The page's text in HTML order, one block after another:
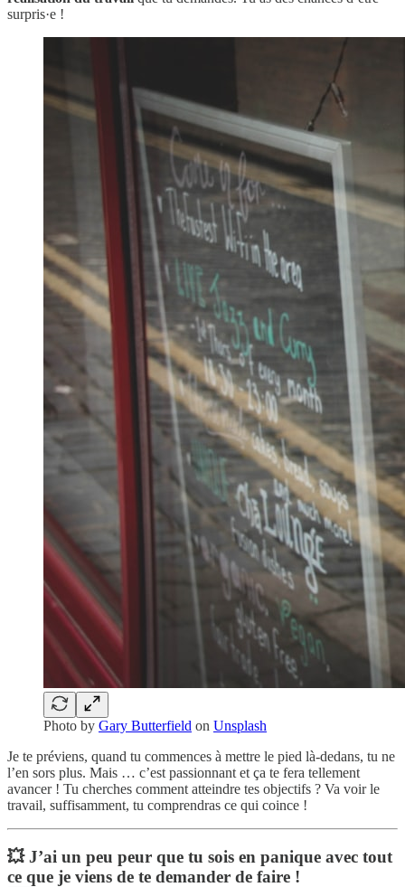
surpris·e !
Photo by Gary Butterfield on Unsplash
Je te préviens, quand tu commences à mettre le pied là-dedans, tu ne
l’en sors plus. Mais … c’est passionnant et ça te fera tellement
avancer ! Tu cherches comment atteindre tes objectifs ? Va voir le
travail, suffisamment, tu comprendras ce qui coince !
💥 J’ai un peu peur que tu sois en panique avec tout
ce que je viens de te demander de faire !